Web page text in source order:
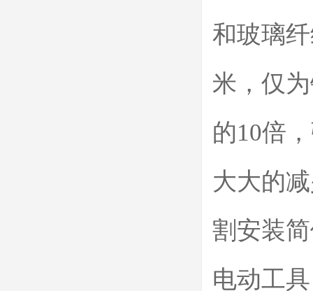
和玻璃
米，仅
的10倍
大大的
割安装
电动工